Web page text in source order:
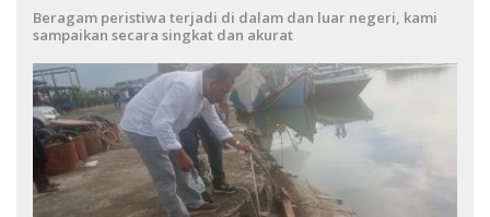
Beragam peristiwa terjadi di dalam dan luar negeri, kami
sampaikan secara singkat dan akurat